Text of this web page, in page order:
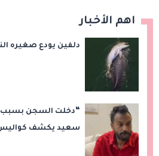
اهم الأخبار
دلفين يودع صغيره
“دخلت السجن بسبب